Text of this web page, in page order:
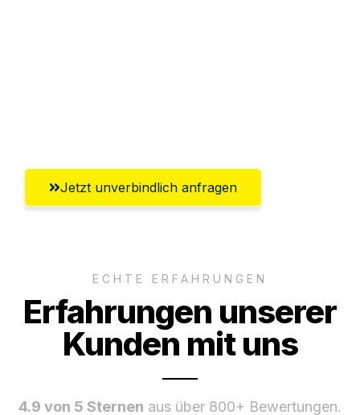
Jetzt unverbindlich anfragen
ECHTE ERFAHRUNGEN
Erfahrungen unserer
Kunden mit uns
4.9 von 5 Sternen aus über 800+ Bewertungen.